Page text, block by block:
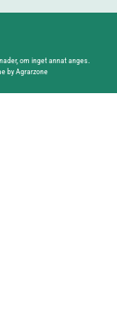
om inget annat anges.
by Agrarzone